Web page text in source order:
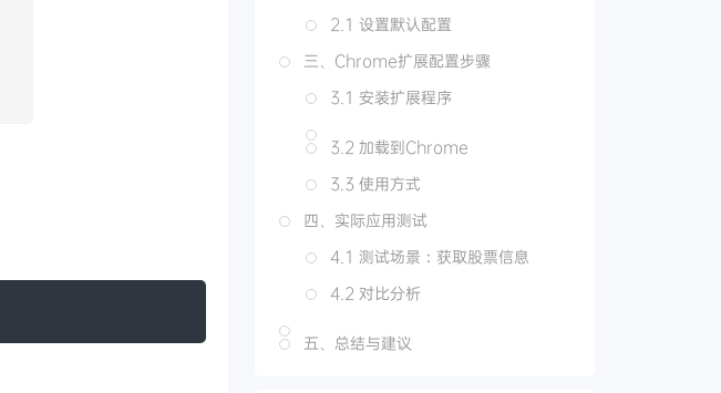
2.1 设置默认配置
三、Chrome扩展配置步骤
3.1 安装扩展程序
3.2 加载到Chrome
3.3 使用方式
四、实际应用测试
4.1 测试场景：获取股票信息
4.2 对比分析
五、总结与建议